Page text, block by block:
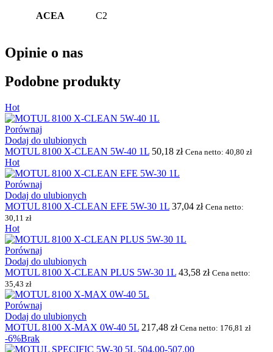
ACEA C2
Opinie o nas
Podobne produkty
Hot
Porównaj
Dodaj do ulubionych
MOTUL 8100 X-CLEAN 5W-40 1L 50,18 zł Cena netto: 40,80 zł
Hot
Porównaj
Dodaj do ulubionych
MOTUL 8100 X-CLEAN EFE 5W-30 1L 37,04 zł Cena netto:
30,11 zł
Hot
Porównaj
Dodaj do ulubionych
MOTUL 8100 X-CLEAN PLUS 5W-30 1L 43,58 zł Cena netto:
35,43 zł
Porównaj
Dodaj do ulubionych
MOTUL 8100 X-MAX 0W-40 5L 217,48 zł Cena netto: 176,81 zł
-6%Brak